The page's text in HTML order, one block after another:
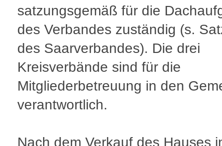
satzungsgemäß für die
des Verbandes zuständig (s.
des Saarverbandes). Die drei
Kreisverbände sind für die
Mitgliederbetreuung in den
verantwortlich.
Nach dem Verkauf des Hauses